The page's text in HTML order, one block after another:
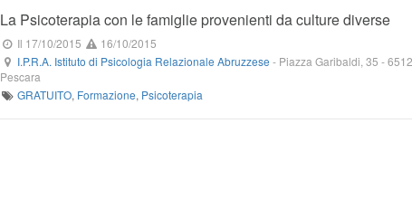
La Psicoterapia con le famiglie provenienti da culture diverse
Il 17/10/2015
16/10/2015
I.P.R.A. Istituto di Psicologia Relazionale Abruzzese - Piazza Garibaldi, 35 -
Pescara
GRATUITO, Formazione, Psicoterapia